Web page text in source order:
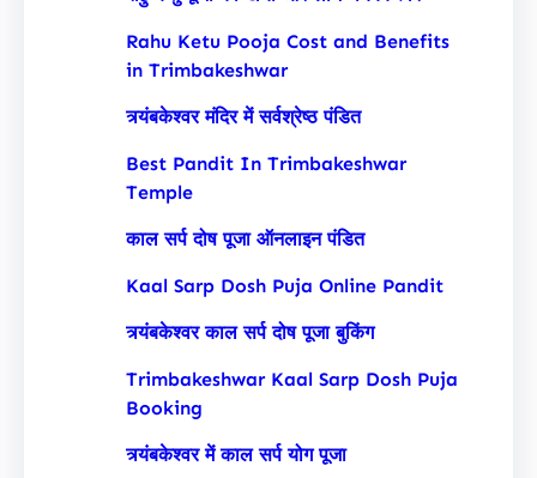
Rahu Ketu Pooja Cost and Benefits
in Trimbakeshwar
त्र्यंबकेश्वर मंदिर में सर्वश्रेष्ठ पंडित
Best Pandit In Trimbakeshwar
Temple
काल सर्प दोष पूजा ऑनलाइन पंडित
Kaal Sarp Dosh Puja Online Pandit
त्र्यंबकेश्वर काल सर्प दोष पूजा बुकिंग
Trimbakeshwar Kaal Sarp Dosh Puja
Booking
त्र्यंबकेश्वर में काल सर्प योग पूजा